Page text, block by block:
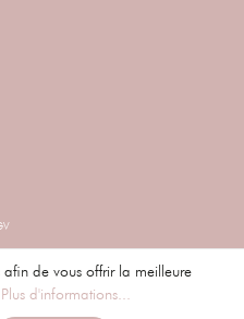
afin de vous offrir la meilleure
Plus d'informations...